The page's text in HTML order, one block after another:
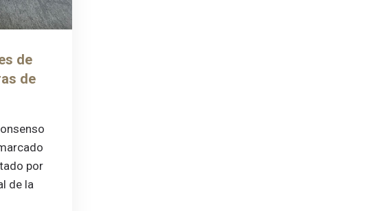
de
de
por
de la